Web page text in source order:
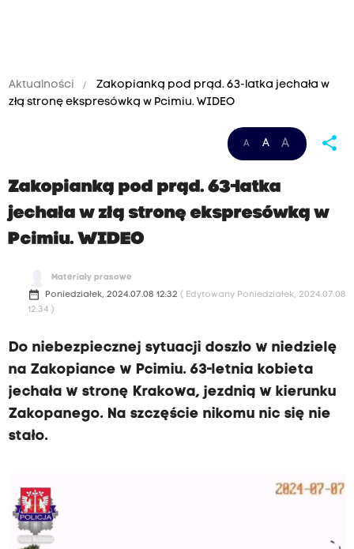
Aktualności
Zakopianką pod prąd. 63-latka jechała w
złą stronę ekspresówką w Pcimiu. WIDEO
A A A share
Zakopianką pod prąd. 63-latka
jechała w złą stronę ekspresówką w
Pcimiu. WIDEO
Materiały prasowe
date_range Poniedziałek, 2024.07.08 12:32 ( Edytowany Poniedziałek, 2024.07.08
12:34 )
Do niebezpiecznej sytuacji doszło w niedzielę
na Zakopiance w Pcimiu. 63-letnia kobieta
jechała w stronę Krakowa, jezdnią w kierunku
Zakopanego. Na szczęście nikomu nic się nie
stało.